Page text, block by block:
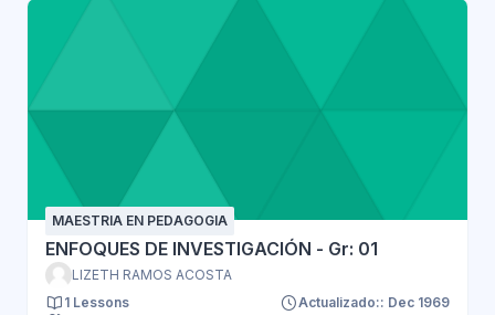
MAESTRIA EN PEDAGOGIA
ENFOQUES DE INVESTIGACIÓN - Gr: 01
LIZETH RAMOS ACOSTA
1 Lessons
Actualizado:: Dec 1969